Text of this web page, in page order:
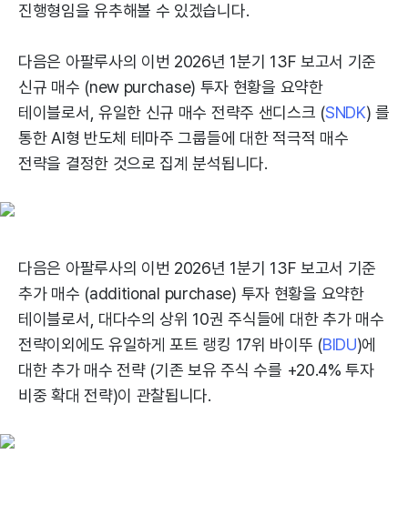
진행형임을 유추해볼 수 있겠습니다.
다음은 아팔루사의 이번 2026년 1분기 13F 보고서 기준
신규 매수 (new purchase) 투자 현황을 요약한
테이블로서, 유일한 신규 매수 전략주 샌디스크 (SNDK) 를
통한 AI형 반도체 테마주 그룹들에 대한 적극적 매수
전략을 결정한 것으로 집계 분석됩니다.
다음은 아팔루사의 이번 2026년 1분기 13F 보고서 기준
추가 매수 (additional purchase) 투자 현황을 요약한
테이블로서, 대다수의 상위 10권 주식들에 대한 추가 매수
전략이외에도 유일하게 포트 랭킹 17위 바이뚜 (BIDU)에
대한 추가 매수 전략 (기존 보유 주식 수를 +20.4% 투자
비중 확대 전략)이 관찰됩니다.